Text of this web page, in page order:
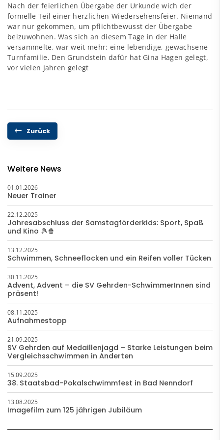
Nach der feierlichen Übergabe der Urkunde wich der
formelle Teil einer herzlichen Wiedersehensfeier. Niemand
war nur gekommen, um pflichtbewusst der Übergabe
beizuwohnen. Was sich an diesem Tage in der Halle
versammelte, war weit mehr: eine lebendige, gewachsene
Turnfamilie. Den Grundstein dafür hat Gina Hagen gelegt,
vor vielen Jahren gelegt
Zurück
Weitere News
01.01.2026
Neuer Trainer
22.12.2025
Jahresabschluss der Samstagförderkids: Sport, Spaß
und Kino 🎾🍿
13.12.2025
Schwimmen, Schneeflocken und ein Reifen voller Tücken
30.11.2025
Advent, Advent – die SV Gehrden-SchwimmerInnen sind
präsent!
08.11.2025
Aufnahmestopp
21.09.2025
SV Gehrden auf Medaillenjagd – Starke Leistungen beim
Vergleichsschwimmen in Anderten
15.09.2025
38. Staatsbad-Pokalschwimmfest in Bad Nenndorf
13.08.2025
Imagefilm zum 125 jährigen Jubiläum